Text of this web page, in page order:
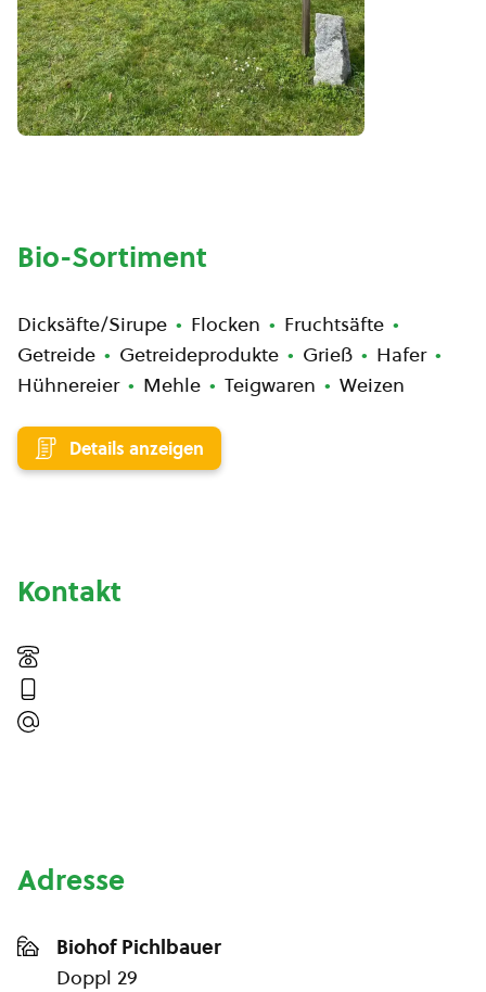
Bio-Sortiment
Dicksäfte/Sirupe Flocken
Fruchtsäfte
Getreide
Getreideprodukte Grieß
Hafer
Hühnereier
Mehle Teigwaren Weizen
Details anzeigen
Kontakt
Adresse
Biohof Pichlbauer
Doppl 29